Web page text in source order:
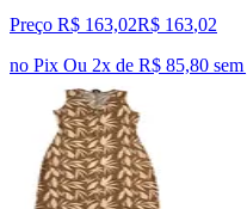
Preço R$ 163,02R$ 163,02
no Pix Ou 2x de R$ 85,80